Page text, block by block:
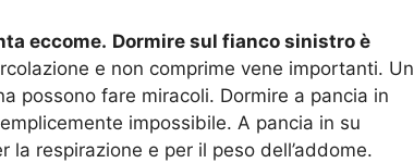
eccome. Dormire sul fianco sinistro è
e non comprime vene importanti. Un
possono fare miracoli. Dormire a pancia in
impossibile. A pancia in su
respirazione e per il peso dell’addome.